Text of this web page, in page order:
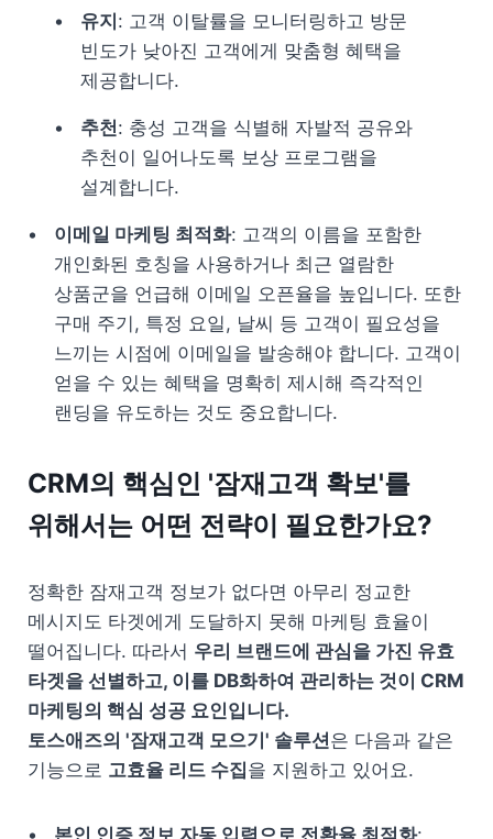
유지 : 고객 이탈률을 모니터링하고 방문
빈도가 낮아진 고객에게 맞춤형 혜택을
제공합니다.
추천: 충성 고객을 식별해 자발적 공유와
추천이 일어나도록 보상 프로그램을
설계합니다.
이메일 마케팅 최적화: 고객의 이름을 포함한
개인화된 호칭을 사용하거나 최근 열람한
상품군을 언급해 이메일 오픈율을 높입니다. 또한
구매 주기, 특정 요일, 날씨 등 고객이 필요성을
느끼는 시점에 이메일을 발송해야 합니다. 고객이
얻을 수 있는 혜택을 명확히 제시해 즉각적인
랜딩을 유도하는 것도 중요합니다.
CRM의 핵심인 '잠재고객 확보'를
위해서는 어떤 전략이 필요한가요?
정확한 잠재고객 정보가 없다면 아무리 정교한
메시지도 타겟에게 도달하지 못해 마케팅 효율이
떨어집니다. 따라서 우리 브랜드에 관심을 가진 유효
타겟을 선별하고, 이를 DB화하여 관리하는 것이 CRM
마케팅의 핵심 성공 요인입니다.
토스애즈의 '잠재고객 모으기' 솔루션은 다음과 같은
기능으로 고효율 리드 수집을 지원하고 있어요.